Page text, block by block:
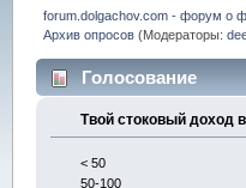
forum.dolgachov.com - форум о
Архив опросов (Модераторы:
Голосование
Твой стоковый доход
< 50
50-100